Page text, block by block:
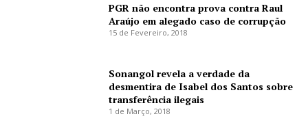
PGR não encontra prova contra Raul
Araújo em alegado caso de corrupção
15 de Fevereiro, 2018
Sonangol revela a verdade da
desmentira de Isabel dos Santos sobre
transferência ilegais
1 de Março, 2018